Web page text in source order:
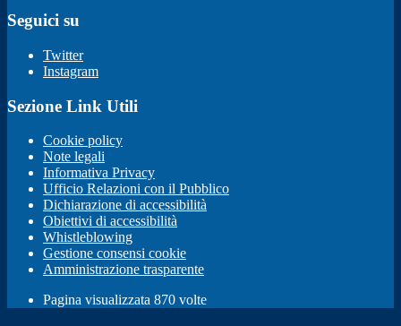
Seguici su
Twitter
Instagram
Sezione Link Utili
Cookie policy
Note legali
Informativa Privacy
Ufficio Relazioni con il Pubblico
Dichiarazione di accessibilità
Obiettivi di accessibilità
Whistleblowing
Gestione consensi cookie
Amministrazione trasparente
Pagina visualizzata 870 volte